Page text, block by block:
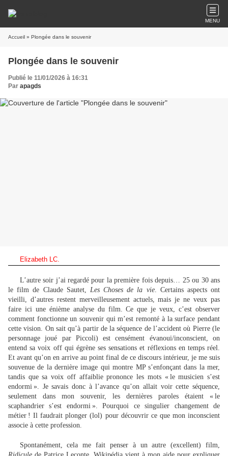
MENU
Accueil » Plongée dans le souvenir
Plongée dans le souvenir
Publié le 11/01/2026 à 16:31
Par apagds
Elizabeth LC.
L’autre soir j’ai regardé pour la première fois depuis… 25 ou 30 ans
le film de Claude Sautet, Les Choses de la vie. Certains aspects ont
vieilli, d’autres restent merveilleusement actuels, mais je ne veux pas
faire ici une énième analyse du film. Ce que je veux, c’est observer
comment fonctionne un souvenir qui m’est remonté à la surface pendant
cette vision. On sait qu’à partir de la séquence de l’accident où Pierre (le
personnage joué par Piccoli) est censément évanoui/inconscient, on
entend sa voix off qui égrène ses sensations et réflexions en temps réel.
Et avant qu’on en arrive au point final de ce discours intérieur, je me suis
souvenue de la dernière image qui montre MP s’enfonçant dans la mer,
tandis que sa voix off affaiblie prononce les mots « le musicien s’est
endormi ». Je savais donc à l’avance qu’on allait voir cette séquence,
seulement dans mon souvenir, les dernières paroles étaient « le
scaphandrier s’est endormi ». Pourquoi ce singulier changement de
métier ! Il faudrait plonger (lol) pour découvrir ce que mon inconscient
associe à cette profession.
Spontanément, cela me fait penser à un autre (excellent) film,